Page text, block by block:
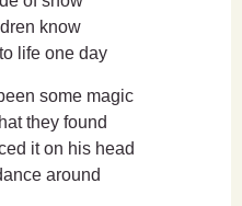
know
life one day
some magic
they found
it on his head
around